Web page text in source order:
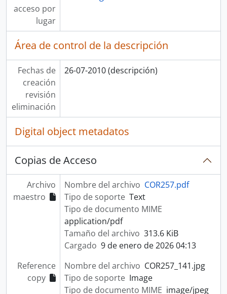
acceso por
lugar
Área de control de la descripción
Fechas de
creación
revisión
eliminación
26-07-2010 (descripción)
Digital object metadatos
Copias de Acceso
Archivo
maestro
Nombre del archivo COR257.pdf
Tipo de soporte Text
Tipo de documento MIME
application/pdf
Tamaño del archivo 313.6 KiB
Cargado 9 de enero de 2026 04:13
Reference
copy
Nombre del archivo COR257_141.jpg
Tipo de soporte Image
Tipo de documento MIME image/jpeg